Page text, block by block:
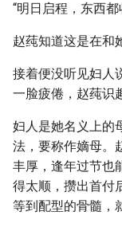
“明日启程，东西
赵莼知道这是在和
接着便没听见妇人
一脸疲倦，赵莼识
妇人是她名义上的
法，要称作嫡母。
丰厚，逢年过节也
得太顺，攒出首付
等到配型的骨髓，